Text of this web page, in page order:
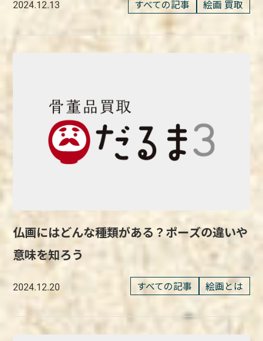
2024.12.13 すべての記事 絵画 買取
仏画にはどんな種類がある？ポーズの違いや
意味を知ろう
2024.12.20 すべての記事 絵画とは